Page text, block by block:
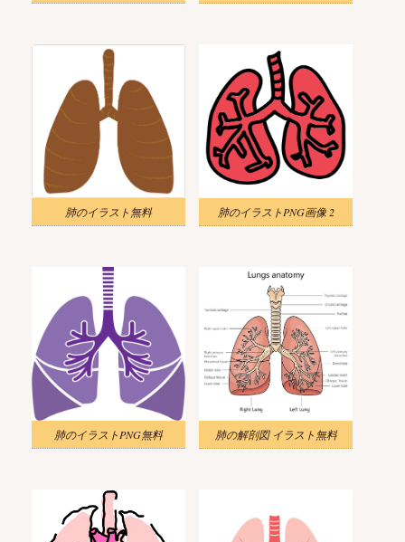
肺のイラスト無料 肺のイラストPNG画像 2
肺のイラストPNG無料 肺の解剖図 イラスト無料